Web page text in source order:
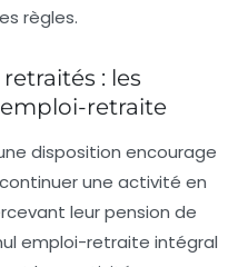
règles.
: les
retraite
disposition encourage
une activité en
leur pension de
emploi-retraite intégral